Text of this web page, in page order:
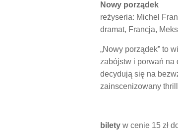
Nowy porządek
reżyseria: Michel
dramat, Francja,
„Nowy porządek” to
zabójstw i porwań na
decydują się na
zainscenizowany
biletyw cenie 15 zł